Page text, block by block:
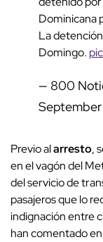
Dominicana
La
Domingo.
— 800
September
Previo alarresto,
en el vagón del
del servicio de
pasajeros que lo
indignación entre
han comentado